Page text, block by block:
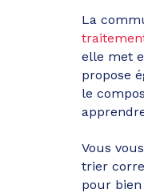
La
elle met
propose
le
Vous
trier
pour